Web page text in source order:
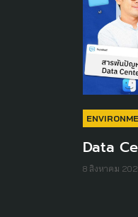
Data
8 สิงหาคม